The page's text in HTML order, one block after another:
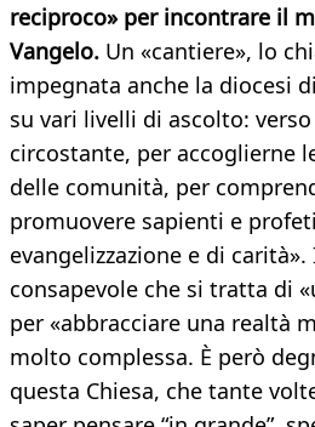
reciproco» per incontrare il
Vangelo. Un «cantiere», lo
impegnata anche la diocesi
su vari livelli di ascolto:
circostante, per accoglierne
delle comunità, per
promuovere sapienti e
evangelizzazione e di
consapevole che si tratta di
per «abbracciare una realtà
molto complessa. È però
questa Chiesa, che tante